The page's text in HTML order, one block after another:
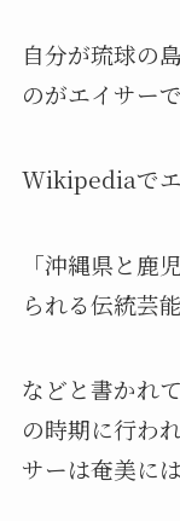
自分が琉球の
のがエイサーで
Wikipediaでエ
「沖縄県と鹿
られる伝統芸能
などと書かれ
の時期に行わ
サーは奄美に